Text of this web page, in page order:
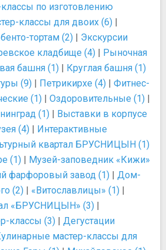
по изготовлению
классы для двоих (6) |
тортам (2) | Экскурсии
кладбище (4) | Рыночная
башня (1) | Круглая башня (1)
(9) | Петрикирхе (4) | Фитнес-
(1) | Оздоровительные (1) |
(1) | Выставки в корпусе
(4) | Интерактивные
квартал БРУСНИЦЫН (1)
(1) | Музей-заповедник «Кижи»
фарфоровый завод (1) | Дом-
(2) | «Витославлицы» (1) |
«БРУСНИЦЫН» (3) |
классы (3) | Дегустации
мастер-классы для